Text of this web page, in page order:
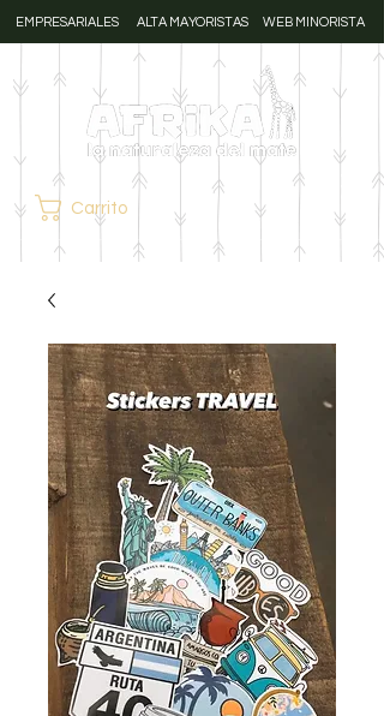
EMPRESARIALES ALTA MAYORISTAS WEB MINORISTA
Carrito